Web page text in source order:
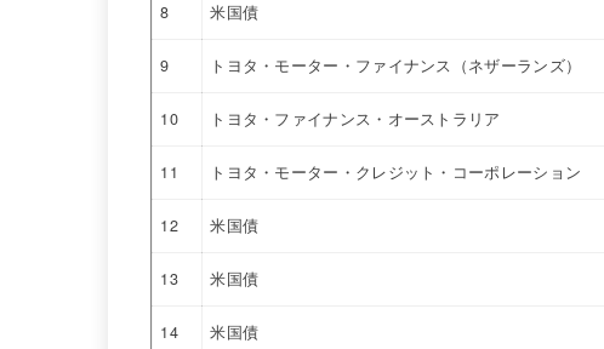
8 米国債
9 トヨタ・モーター・ファイナンス（ネザーランズ）
10 トヨタ・ファイナンス・オーストラリア
11 トヨタ・モーター・クレジット・コーポレーション
12 米国債
13 米国債
14 米国債